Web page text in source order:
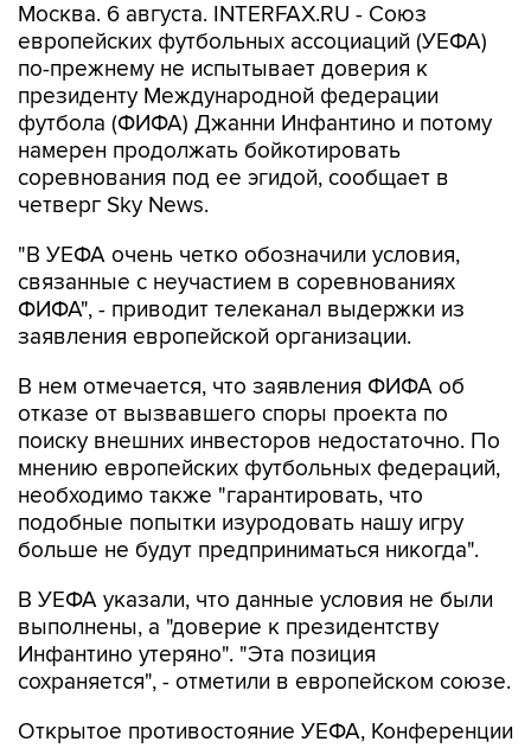
Москва. 6 августа. INTERFAX.RU - Союз
европейских футбольных ассоциаций (УЕФА)
по-прежнему не испытывает доверия к
президенту Международной федерации
футбола (ФИФА) Джанни Инфантино и потому
намерен продолжать бойкотировать
соревнования под ее эгидой, сообщает в
четверг Sky News.
"В УЕФА очень четко обозначили условия,
связанные с неучастием в соревнованиях
ФИФА", - приводит телеканал выдержки из
заявления европейской организации.
В нем отмечается, что заявления ФИФА об
отказе от вызвавшего споры проекта по
поиску внешних инвесторов недостаточно. По
мнению европейских футбольных федераций,
необходимо также "гарантировать, что
подобные попытки изуродовать нашу игру
больше не будут предприниматься никогда".
В УЕФА указали, что данные условия не были
выполнены, а "доверие к президентству
Инфантино утеряно". "Эта позиция
сохраняется", - отметили в европейском союзе.
Открытое противостояние УЕФА, Конференции